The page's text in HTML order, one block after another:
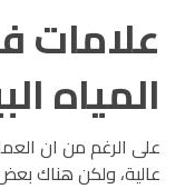
علامات
المياه
على الرغم من ان
عالية، ولكن هناك